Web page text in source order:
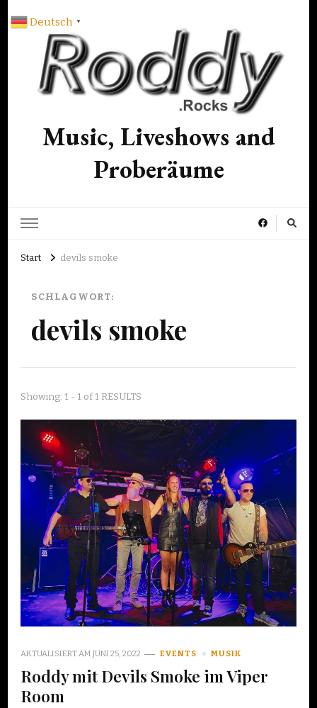
Music, Liveshows and
Proberäume
Start devils smoke
SCHLAGWORT:
devils smoke
Showing: 1 - 1 of 1 RESULTS
AKTUALISIERT AM JUNI 25, 2022 EVENTS MUSIK
Roddy mit Devils Smoke im Viper
Room
Deutsch ▼